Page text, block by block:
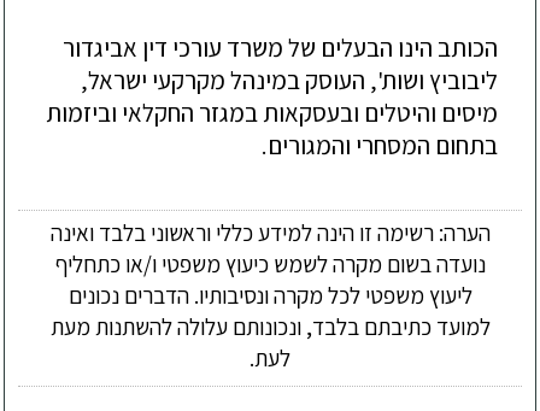
הכותב הינו הבעלים של משרד עורכי דין אביגדור
ליבוביץ ושות', העוסק במינהל מקרקעי ישראל,
מיסים והיטלים ובעסקאות במגזר החקלאי וביזמות
בתחום המסחרי והמגורים.
הערה: רשימה זו הינה למידע כללי וראשוני בלבד ואינה
נועדה בשום מקרה לשמש כיעוץ משפטי ו/או כתחליף
ליעוץ משפטי לכל מקרה ונסיבותיו. הדברים נכונים
למועד כתיבתם בלבד, ונכונותם עלולה להשתנות מעת
לעת.